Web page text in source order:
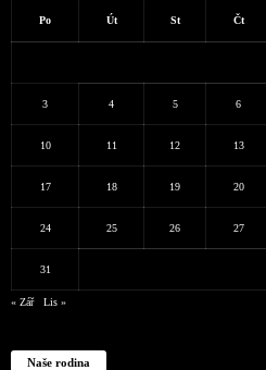
Po Út St Čt
3 4 5 6
10 11 12 13
17 18 19 20
24 25 26 27
31
« Zář Lis »
Naše rodina